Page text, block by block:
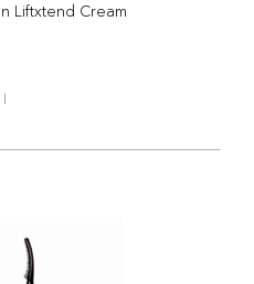
Liftxtend Cream
l